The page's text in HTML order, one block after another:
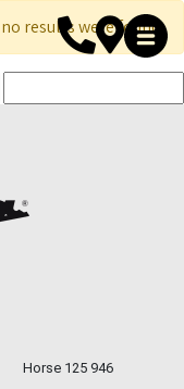
GTS Super 310
results were found.
946 Horse 125